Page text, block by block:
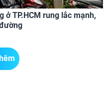
ở TP.HCM rung lắc mạnh,